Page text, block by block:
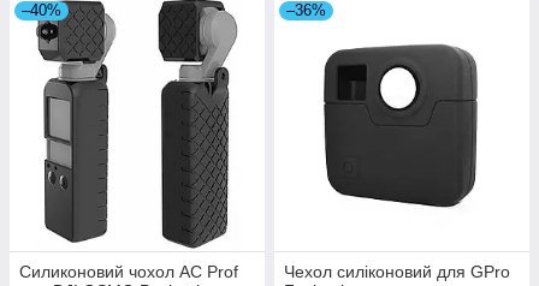
–40%
Силиконовий чохол AC Prof
–36%
Чехол силіконовий для GPro